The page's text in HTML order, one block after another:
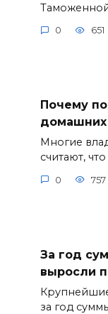
0 651
Почему
Многие
считают,
0 757
За год
выросли
за год